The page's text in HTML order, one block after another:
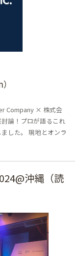
Company × 株式会
論！プロが語るこれ
した。 現地とオンラ
沖縄（読